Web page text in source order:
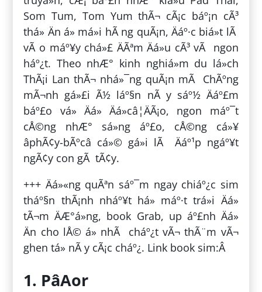
Som Tum, Tom Yum thÃ¬ cÃ¡c báº¡n cÃ³
thá» Än á» má»i hÃ ng quÃ¡n, Äáº·c biá»t lÃ
vÃ o máº¥y chá»£ ÄÃªm Äá»u cÃ³ vÃ ngon
háº¿t. Theo nhÆ° kinh nghiá»m du lá»ch
ThÃ¡i Lan thÃ¬ nhá»¯ng quÃ¡n mÃ ChÃºng
mÃ¬nh gá»£i Ã½ láº§n nÃ y sáº½ Äáº£m
báº£o vá» Äá» Äá»câ¦ÄÃ¡o, ngon máº¯t
cÅ©ng nhÆ° sá»ng áº£o, cÅ©ng cá»¥
âphÃ¢y-bÃºcâ cá»© gá»i lÃ Äáº¹p ngáº¥t
ngÃ¢y con gÃ tÃ¢y.
+++ Äá»«ng quÃªn sáº¯m ngay chiáº¿c sim
tháº§n thÃ¡nh nháº¥t há» máº·t trá»i Äá»
tÃ¬m ÄÆ°á»ng, book Grab, up áº£nh Äá»
Än cho lÅ© á» nhÃ cháº¿t vÃ¬ thÃ¨m vÃ¬
ghen tá» nÃ y cÃ¡c cháº¿. Link book sim:Â
1. PâAor